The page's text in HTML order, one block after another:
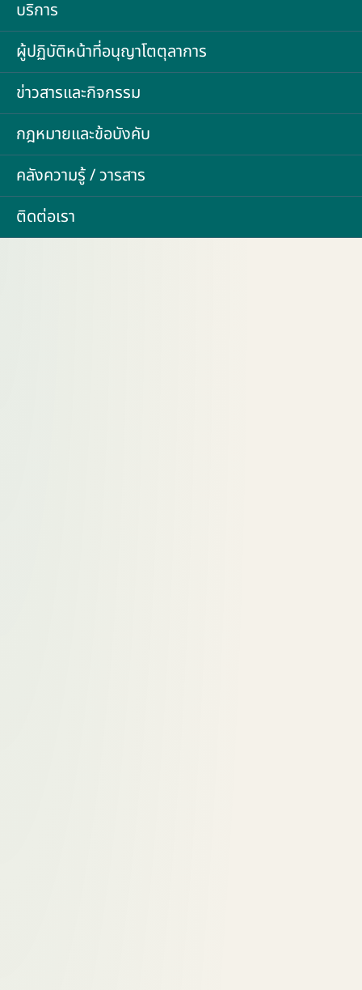
บริการ
ผู้ปฏิบัติหน้าที่อนุญาโตตุลาการ
ข่าวสารและกิจกรรม
กฎหมายและข้อบังคับ
คลังความรู้ / วารสาร
ติดต่อเรา